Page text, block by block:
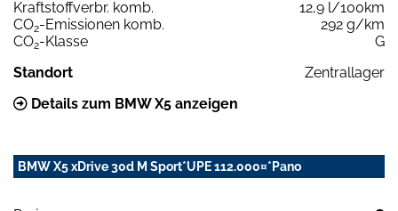
Kraftstoffverbr. komb.
12,9 l/100km
CO2-Emissionen komb.
292 g/km
CO2-Klasse
G
Standort
Zentrallager
Details zum BMW X5 anzeigen
BMW X5 xDrive 30d M Sport*UPE 112.000¤*Pano